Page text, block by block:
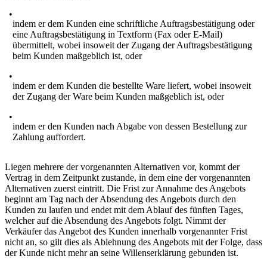
indem er dem Kunden eine schriftliche Auftragsbestätigung oder
eine Auftragsbestätigung in Textform (Fax oder E-Mail)
übermittelt, wobei insoweit der Zugang der Auftragsbestätigung
beim Kunden maßgeblich ist, oder
indem er dem Kunden die bestellte Ware liefert, wobei insoweit
der Zugang der Ware beim Kunden maßgeblich ist, oder
indem er den Kunden nach Abgabe von dessen Bestellung zur
Zahlung auffordert.
Liegen mehrere der vorgenannten Alternativen vor, kommt der
Vertrag in dem Zeitpunkt zustande, in dem eine der vorgenannten
Alternativen zuerst eintritt. Die Frist zur Annahme des Angebots
beginnt am Tag nach der Absendung des Angebots durch den
Kunden zu laufen und endet mit dem Ablauf des fünften Tages,
welcher auf die Absendung des Angebots folgt. Nimmt der
Verkäufer das Angebot des Kunden innerhalb vorgenannter Frist
nicht an, so gilt dies als Ablehnung des Angebots mit der Folge, dass
der Kunde nicht mehr an seine Willenserklärung gebunden ist.